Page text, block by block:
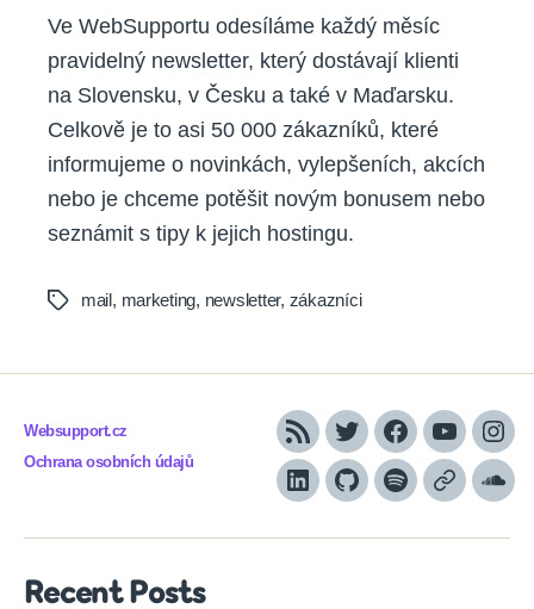
Ve WebSupportu odesíláme každý měsíc
pravidelný newsletter, který dostávají klienti
na Slovensku, v Česku a také v Maďarsku.
Celkově je to asi 50 000 zákazníků, které
informujeme o novinkách, vylepšeních, akcích
nebo je chceme potěšit novým bonusem nebo
seznámit s tipy k jejich hostingu.
Tags mail , marketing, newsletter, zákazníci
Websupport.cz
Ochrana osobních údajů
RSS TwitterFacebook
YouTube
LinkedInGithubSpotifyApple
Recent Posts